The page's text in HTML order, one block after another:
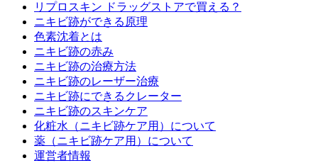
リプロスキン ドラッグストアで買える？
ニキビ跡ができる原理
色素沈着とは
ニキビ跡の赤み
ニキビ跡の治療方法
ニキビ跡のレーザー治療
ニキビ跡にできるクレーター
ニキビ跡のスキンケア
化粧水（ニキビ跡ケア用）について
薬（ニキビ跡ケア用）について
運営者情報